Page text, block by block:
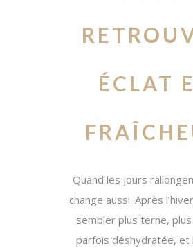
ÉCLAT
Quand les jours
change aussi. Après
sembler plus terne,
parfois déshydratée, et